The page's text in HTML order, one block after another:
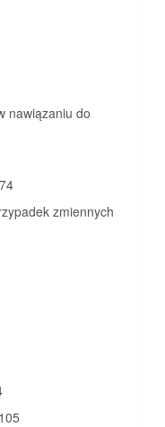
nawiązaniu do
zmiennych